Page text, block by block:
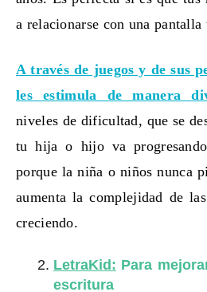
a relacionarse con una pantalla
A través de juegos y de sus
les estimula de manera
niveles de dificultad, que se
tu hija o hijo va
porque la niña o niños nunca
aumenta la complejidad de las
creciendo.
LetraKid: Para
escritura